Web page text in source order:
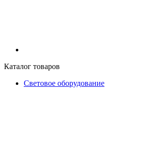
Каталог товаров
Световое оборудование